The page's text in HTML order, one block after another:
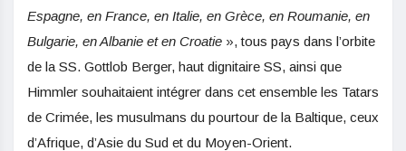
Espagne, en France, en Italie, en Grèce, en Roumanie, en
Bulgarie, en Albanie et en Croatie », tous pays dans l’orbite
de la SS. Gottlob Berger, haut dignitaire SS, ainsi que
Himmler souhaitaient intégrer dans cet ensemble les Tatars
de Crimée, les musulmans du pourtour de la Baltique, ceux
d’Afrique, d’Asie du Sud et du Moyen-Orient.